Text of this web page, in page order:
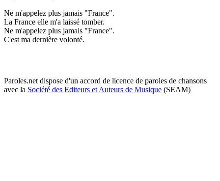
Ne m'appelez plus jamais "France".
La France elle m'a laissé tomber.
Ne m'appelez plus jamais "France".
C'est ma dernière volonté.
Paroles.net dispose d'un accord de licence de paroles de chansons
avec la Société des Editeurs et Auteurs de Musique (SEAM)